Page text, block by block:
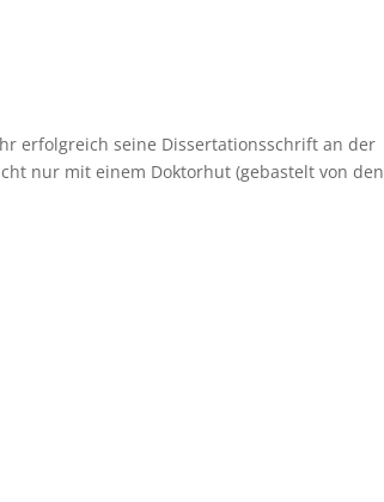
erfolgreich seine Dissertationsschrift an der
nur mit einem Doktorhut (gebastelt von den